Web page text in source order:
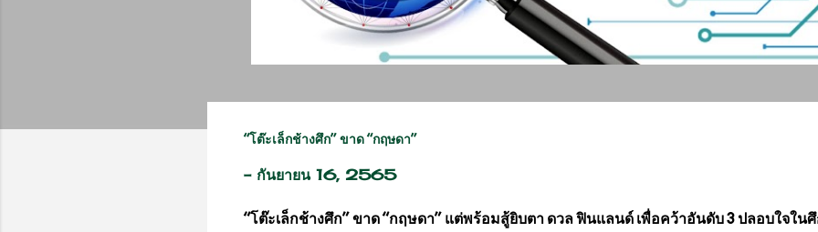
“โต๊ะเล็กช้างศึก” ขาด “กฤษดา”
- กันยายน 16, 2565
“โต๊ะเล็กช้างศึก” ขาด “กฤษดา” แต่พร้อมสู้ยิบตา ดวล ฟินแลนด์ เพื่อคว้าอันดับ 3 ปลอบใจใน